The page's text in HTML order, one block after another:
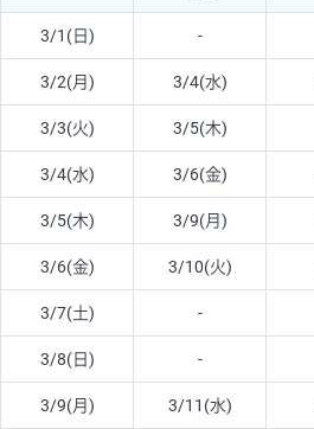
3/1(日) -
3/2(月) 3/4(水)
3/3(火) 3/5(木)
3/4(水) 3/6(金)
3/5(木) 3/9(月)
3/6(金) 3/10(火)
3/7(土) -
3/8(日) -
3/9(月) 3/11(水)